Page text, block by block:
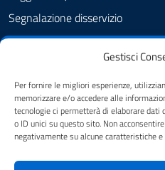
Gestisci
Per fornire le migliori esperienze,
memorizzare e/o accedere alle
tecnologie ci permetterà di elaborare
o ID unici su questo sito. Non
negativamente su alcune caratteristiche
Segnalazione disservizio
Prenotazione appuntamento
Amministrazione trasparente
Informativa privacy
Note legali